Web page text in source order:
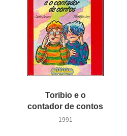
Toribio e o
contador de contos
1991